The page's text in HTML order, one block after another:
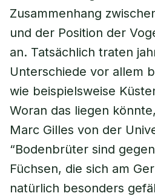
Zusammenhang
und der Position der
an. Tatsächlich traten
Unterschiede vor allem
wie beispielsweise
Woran das liegen
Marc Gilles von der
“Bodenbrüter sind
Füchsen, die sich am
natürlich besonders